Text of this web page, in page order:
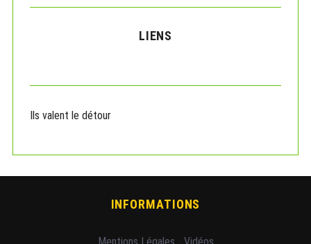
LIENS
Ils valent le détour
INFORMATIONS